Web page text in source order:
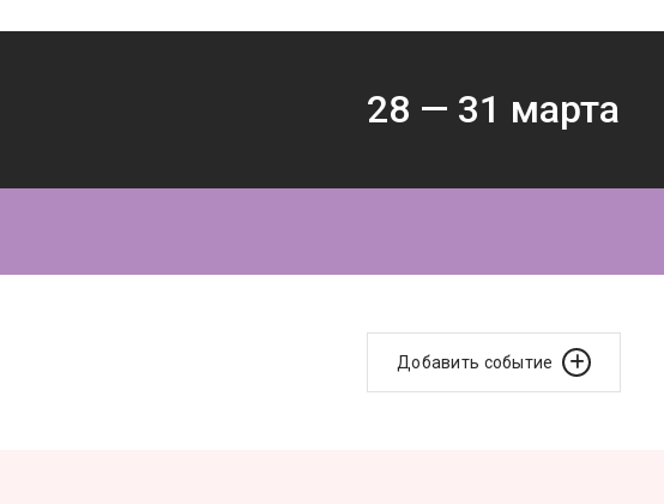
28 — 31 марта
Добавить событие